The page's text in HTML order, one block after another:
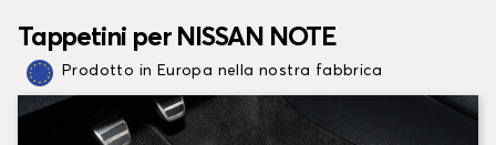
Tappetini per NISSAN NOTE
Prodotto in Europa nella nostra fabbrica